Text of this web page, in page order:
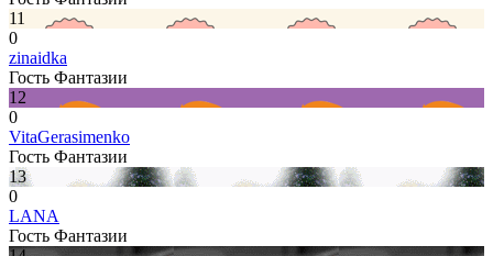
11
0
zinaidka
Гость Фантазии
12
0
VitaGerasimenko
Гость Фантазии
13
0
LANA
Гость Фантазии